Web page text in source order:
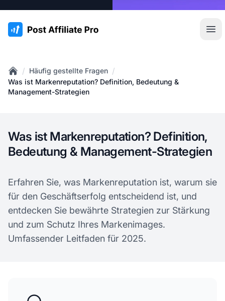
:site.title
Home
/ Häufig gestellte Fragen /
Was ist Markenreputation? Definition, Bedeutung &
Management-Strategien
Was ist Markenreputation? Definition,
Bedeutung & Management-Strategien
Erfahren Sie, was Markenreputation ist, warum sie
für den Geschäftserfolg entscheidend ist, und
entdecken Sie bewährte Strategien zur Stärkung
und zum Schutz Ihres Markenimages.
Umfassender Leitfaden für 2025.